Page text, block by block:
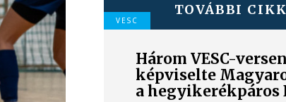
TOVÁBBI
VESC
Három VESC-
képviselte
a hegyikerékpáros